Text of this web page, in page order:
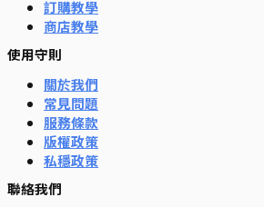
訂購教學
商店教學
使用守則
關於我們
常見問題
服務條款
版權政策
私穩政策
聯絡我們